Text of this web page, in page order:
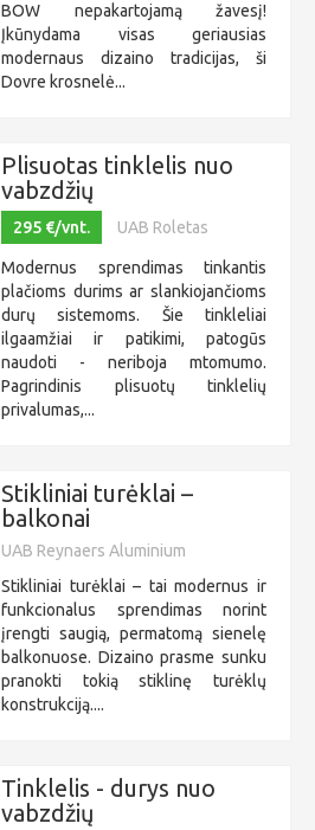
BOW nepakartojamą žavesį!
Įkūnydama visas geriausias
modernaus dizaino tradicijas, ši
Dovre krosnelė...
Plisuotas tinklelis nuo
vabzdžių
295 €/vnt. UAB Roletas
Modernus sprendimas tinkantis
plačioms durims ar slankiojančioms
durų sistemoms. Šie tinkleliai
ilgaamžiai ir patikimi, patogūs
naudoti - neriboja mtomumo.
Pagrindinis plisuotų tinklelių
privalumas,...
Stikliniai turėklai –
balkonai
UAB Reynaers Aluminium
Stikliniai turėklai – tai modernus ir
funkcionalus sprendimas norint
įrengti saugią, permatomą sienelę
balkonuose. Dizaino prasme sunku
pranokti tokią stiklinę turėklų
konstrukciją....
Tinklelis - durys nuo
vabzdžių